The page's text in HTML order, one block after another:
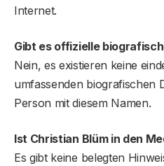
Internet.
Gibt es offizielle
Nein, es existieren keine
umfassenden biografischen
Person mit diesem Namen.
Ist Christian Blüm in den
Es gibt keine belegten